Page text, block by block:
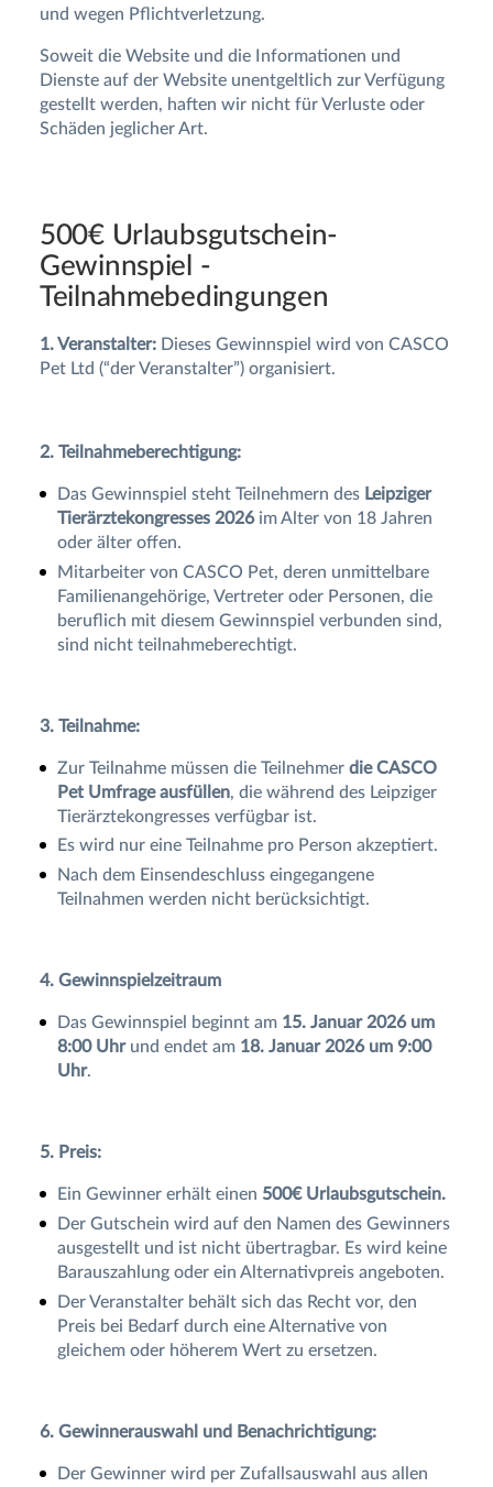
und wegen Pflichtverletzung.
Soweit die Website und die Informationen und
Dienste auf der Website unentgeltlich zur Verfügung
gestellt werden, haften wir nicht für Verluste oder
Schäden jeglicher Art.
500€ Urlaubsgutschein-
Gewinnspiel -
Teilnahmebedingungen
1. Veranstalter:Dieses Gewinnspiel wird von CASCO
Pet Ltd (“der Veranstalter”) organisiert.
2. Teilnahmeberechtigung:
Das Gewinnspiel steht Teilnehmern des Leipziger
Tierärztekongresses 2026im Alter von 18 Jahren
oder älter offen.
Mitarbeiter von CASCO Pet, deren unmittelbare
Familienangehörige, Vertreter oder Personen, die
beruflich mit diesem Gewinnspiel verbunden sind,
sind nicht teilnahmeberechtigt.
3. Teilnahme:
Zur Teilnahme müssen die Teilnehmer die CASCO
Pet Umfrage ausfüllen, die während des Leipziger
Tierärztekongresses verfügbar ist.
Es wird nur eine Teilnahme pro Person akzeptiert.
Nach dem Einsendeschluss eingegangene
Teilnahmen werden nicht berücksichtigt.
4. Gewinnspielzeitraum
Das Gewinnspiel beginnt am 15. Januar 2026 um
8:00 Uhr und endet am 18. Januar 2026 um 9:00
Uhr.
5. Preis:
Ein Gewinner erhält einen 500€ Urlaubsgutschein.
Der Gutschein wird auf den Namen des Gewinners
ausgestellt und ist nicht übertragbar. Es wird keine
Barauszahlung oder ein Alternativpreis angeboten.
Der Veranstalter behält sich das Recht vor, den
Preis bei Bedarf durch eine Alternative von
gleichem oder höherem Wert zu ersetzen.
6. Gewinnerauswahl und Benachrichtigung:
Der Gewinner wird per Zufallsauswahl aus allen